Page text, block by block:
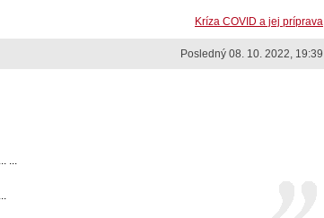
Kríza COVID a jej príprava
Posledný 08. 10. 2022, 19:39
...